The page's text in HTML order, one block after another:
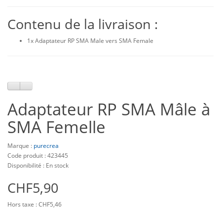
Contenu de la livraison :
1x Adaptateur RP SMA Male vers SMA Female
Adaptateur RP SMA Mâle à
SMA Femelle
Marque : purecrea
Code produit : 423445
Disponibilité : En stock
CHF5,90
Hors taxe : CHF5,46